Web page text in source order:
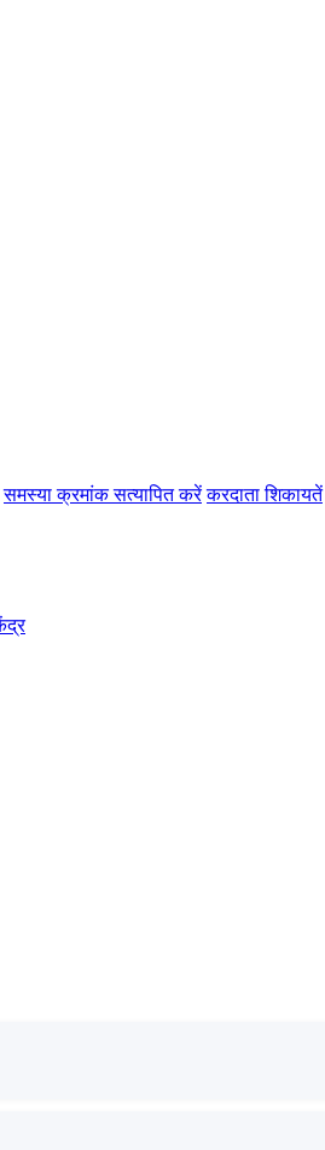
समस्या क्रमांक सत्यापित करें करदाता शिकायतें